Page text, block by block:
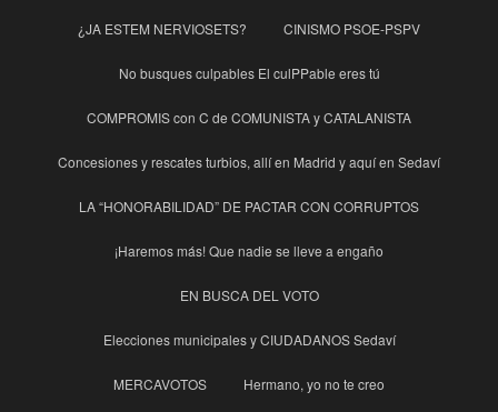
¿JA ESTEM NERVIOSETS? CINISMO PSOE-PSPV
No busques culpables El culPPable eres tú
COMPROMIS con C de COMUNISTA y CATALANISTA
Concesiones y rescates turbios, allí en Madrid y aquí en Sedaví
LA “HONORABILIDAD” DE PACTAR CON CORRUPTOS
¡Haremos más! Que nadie se lleve a engaño
EN BUSCA DEL VOTO
Elecciones municipales y CIUDADANOS Sedaví
MERCAVOTOS Hermano, yo no te creo